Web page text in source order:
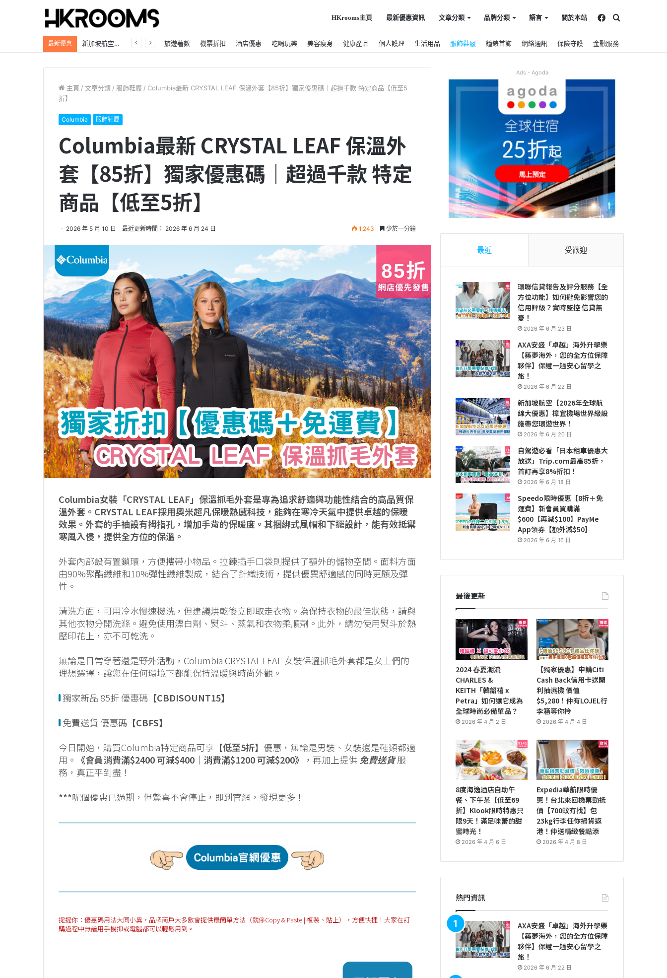
HKrooms主頁 最新優惠資訊 文章分類 品牌分類 語言 關於本站 搜
尋
Facebook
最新優惠 新加坡航空【2026年全球航線大優惠】樟宜機場世界級設施帶您環遊世界！ 旅遊著數 機票折扣 酒店優惠 吃喝玩樂 美容瘦身 健康產品 個人護理 生活用品 服飾鞋履 鐘錶首飾 網絡通訊 保險守護 金融服務
主頁 / 文章分類 / 服飾鞋履 / Columbia最新 CRYSTAL LEAF 保溫外套【85折】獨家優惠碼｜超過千款 特定商品【低至5
折】
Columbia 服飾鞋履
Columbia最新 CRYSTAL LEAF 保溫外
套【85折】獨家優惠碼｜超過千款 特定
商品【低至5折】
2026 年 5 月 10 日 最近更新時間： 2026 年 6 月 24 日 1,243 少於一分鐘
Columbia女裝「CRYSTAL LEAF」保溫抓毛外套是專為追求舒適與功能性結合的高品質保
溫外套。CRYSTAL LEAF採用奧米超凡保暖熱感科技，能夠在寒冷天氣中提供卓越的保暖
效果。外套的手袖設有拇指孔，增加手背的保暖度。其捆綁式風帽和下擺設計，能有效抵禦
寒風入侵，提供全方位的保溫。
外套內部設有置鎖環，方便攜帶小物品。拉鍊插手口袋則提供了額外的儲物空間。面料方面
由90%聚酯纖維和10%彈性纖維製成，結合了針織技術，提供優異舒適感的同時更顧及彈
性。
清洗方面，可用冷水慢速機洗，但建議烘乾後立即取走衣物。為保持衣物的最佳狀態，請與
其他衣物分開洗滌。避免使用漂白劑、熨斗、蒸氣和衣物柔順劑。此外，請勿使用熨斗於熱
壓印花上，亦不可乾洗。
無論是日常穿著還是野外活動，Columbia CRYSTAL LEAF 女裝保溫抓毛外套都是女士們的
理想選擇，讓您在任何環境下都能保持溫暖與時尚外觀。
獨家新品 85折 優惠碼 【CBDISOUNT15】
免費送貨 優惠碼 【CBFS】
今日開始，購買Columbia特定商品可享 【低至5折】 優惠，無論是男裝、女裝還是鞋類都適
用。 《會員消費滿$2400 可減$400｜消費滿$1200 可減$200》 ，再加上提供 免費送貨服
務，真正平到盡！
***呢個優惠已過期，但驚喜不會停止，即到官網，發現更多！
提提你：優惠碼用法大同小異，品牌商戶大多數會提供最簡單方法（就係Copy & Paste | 複製、貼上），方便快捷！大家在訂
購過程中無論用手機抑或電腦都可以輕鬆用到。
Ads - Agoda
最近 受歡迎
環聯信貸報告及評分服務【全
方位功能】如何避免影響您的
信用評級？實時監控 信貸無
憂！
2026 年 6 月 23 日
AXA安盛「卓越」海外升學樂
【築夢海外，您的全方位保障
夥伴】保證一趟安心留學之
旅！
2026 年 6 月 22 日
新加坡航空【2026年全球航
線大優惠】樟宜機場世界級設
施帶您環遊世界！
2026 年 6 月 20 日
自駕遊必看「日本租車優惠大
放送」Trip.com最高85折，
首訂再享8%折扣！
2026 年 6 月 18 日
Speedo限時優惠【8折＋免
運費】新會員買購滿
$600【再減$100】PayMe
App領券【額外減$50】
2026 年 6 月 16 日
最後更新
2024 春夏潮流
CHARLES &
KEITH「韓韶禧 x
Petra」如何讓它成為
全球時尚必備單品？
2026 年 4 月 2 日
【獨家優惠】申請Citi
Cash Back信用卡送開
利抽濕機 價值
$5,280！仲有LOJEL行
李箱等你拎
2026 年 4 月 4 日
8度海逸酒店自助午
餐、下午茶【低至69
折】Klook限時特惠只
限9天！滿足味蕾的甜
蜜時光！
2026 年 4 月 6 日
Expedia華航限時優
惠！台北來回機票勁抵
價【700蚊有找】包
23kg行李任你掃貨返
港！仲送精緻餐點添
2026 年 4 月 8 日
熱門資訊
AXA安盛「卓越」海外升學樂
【築夢海外，您的全方位保障
夥伴】保證一趟安心留學之
旅！
2026 年 6 月 22 日